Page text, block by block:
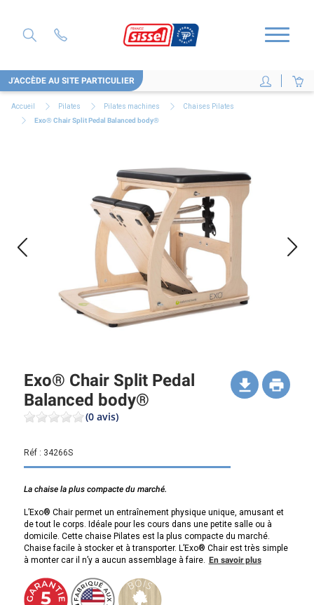
J'ACCÈDE AU SITE PARTICULIER
Accueil Pilates Pilates machines
Chaises Pilates
Exo® Chair Split Pedal Balanced body®
Exo® Chair Split Pedal
Balanced body®
(0 avis)
Réf : 34266S
La chaise la plus compacte du marché.
L’Exo® Chair permet un entraînement physique unique, amusant et
de tout le corps. Idéale pour les cours dans une petite salle ou à
domicile. Cette chaise Pilates est la plus compacte du marché.
Chaise facile à stocker et à transporter. L’Exo® Chair est très simple
à monter car il n’y a aucun assemblage à faire. En savoir plus